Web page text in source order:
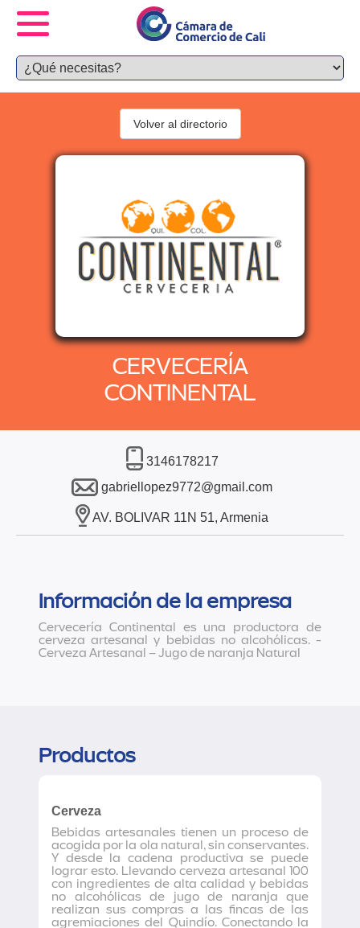
CERVECERÍA
CONTINENTAL
Volver al directorio
3146178217
gabriellopez9772@gmail.com
AV. BOLIVAR 11N 51, Armenia
Información de la empresa
Cervecería Continental es una productora de
cerveza artesanal y bebidas no alcohólicas. -
Cerveza Artesanal – Jugo de naranja Natural
Productos
Cerveza
Bebidas artesanales tienen un proceso de
acogida por la ola natural, sin conservantes.
Y desde la cadena productiva se puede
lograr esto. Llevando cerveza artesanal 100
con ingredientes de alta calidad y bebidas
no alcohólicas de jugo de naranja que
realizan sus compras a las fincas de las
agremiaciones del Quindío. Conectando la